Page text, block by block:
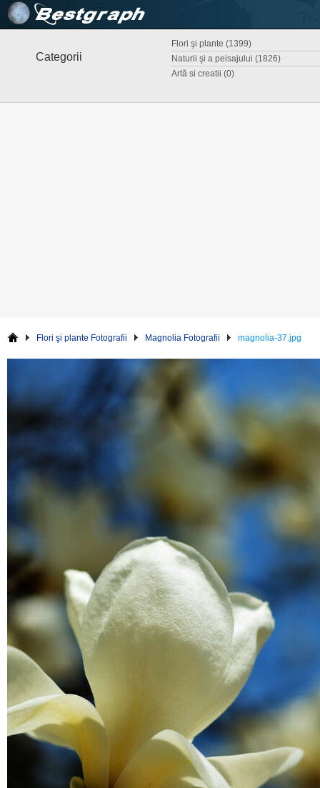
Categorii
Flori şi plante (1399)
Naturii şi a peisajului (1826)
Artă si creatii (0)
Flori şi plante Fotografii Magnolia Fotografii magnolia-37.jpg